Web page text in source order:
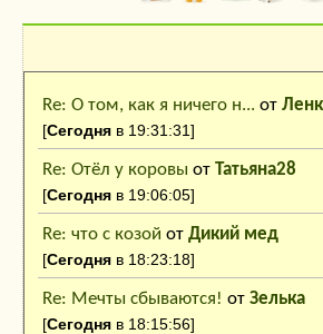
Re: О том, как я ничего н... от
[Сегодня в 19:31:31]
Re: Отёл у коровы от Татьяна28
[Сегодня в 19:06:05]
Re: что с козой от Дикий мед
[Сегодня в 18:23:18]
Re: Мечты сбываются! от Зелька
[Сегодня в 18:15:56]